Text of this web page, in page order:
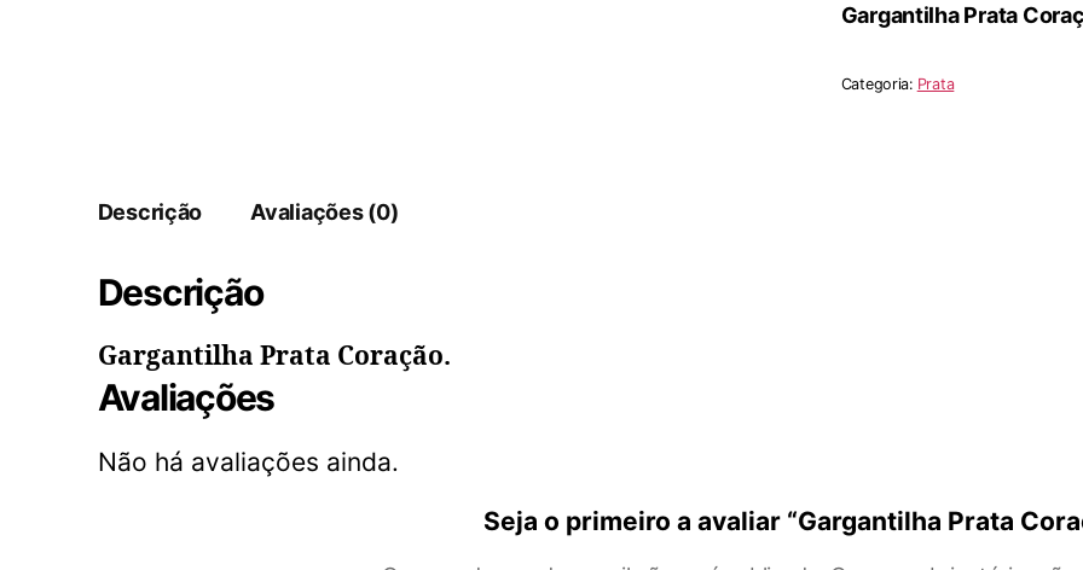
Gargantilha Prata
Categoria: Prata
Descrição Avaliações (0)
Descrição
Gargantilha Prata Coração.
Avaliações
Não há avaliações ainda.
Seja o primeiro a avaliar “Gargantilha Prata